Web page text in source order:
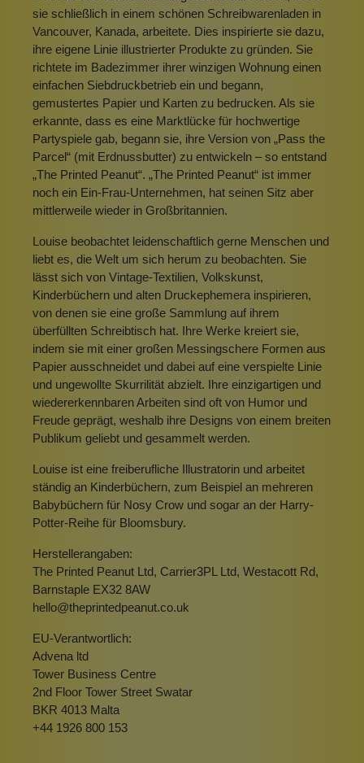
sie schließlich in einem schönen Schreibwarenladen in
Vancouver, Kanada, arbeitete. Dies inspirierte sie dazu,
ihre eigene Linie illustrierter Produkte zu gründen. Sie
richtete im Badezimmer ihrer winzigen Wohnung einen
einfachen Siebdruckbetrieb ein und begann,
gemustertes Papier und Karten zu bedrucken. Als sie
erkannte, dass es eine Marktlücke für hochwertige
Partyspiele gab, begann sie, ihre Version von „Pass the
Parcel“ (mit Erdnussbutter) zu entwickeln – so entstand
„The Printed Peanut“. „The Printed Peanut“ ist immer
noch ein Ein-Frau-Unternehmen, hat seinen Sitz aber
mittlerweile wieder in Großbritannien.
Louise beobachtet leidenschaftlich gerne Menschen und
liebt es, die Welt um sich herum zu beobachten. Sie
lässt sich von Vintage-Textilien, Volkskunst,
Kinderbüchern und alten Druckephemera inspirieren,
von denen sie eine große Sammlung auf ihrem
überfüllten Schreibtisch hat. Ihre Werke kreiert sie,
indem sie mit einer großen Messingschere Formen aus
Papier ausschneidet und dabei auf eine verspielte Linie
und ungewollte Skurrilität abzielt. Ihre einzigartigen und
wiedererkennbaren Arbeiten sind oft von Humor und
Freude geprägt, weshalb ihre Designs von einem breiten
Publikum geliebt und gesammelt werden.
Louise ist eine freiberufliche Illustratorin und arbeitet
ständig an Kinderbüchern, zum Beispiel an mehreren
Babybüchern für Nosy Crow und sogar an der Harry-
Potter-Reihe für Bloomsbury.
Herstellerangaben:
The Printed Peanut Ltd, Carrier3PL Ltd, Westacott Rd,
Barnstaple EX32 8AW
hello@theprintedpeanut.co.uk
EU-Verantwortlich:
Advena ltd
Tower Business Centre
2nd Floor Tower Street Swatar
BKR 4013 Malta
+44 1926 800 153